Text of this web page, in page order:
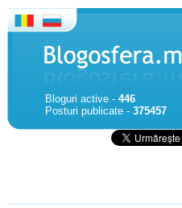
Bloguri active - 446
Posturi publicate - 375457